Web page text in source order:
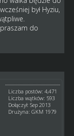
był Hyziu,
do
Liczba postów: 4,471
Liczba wątków: 593
Dołączył: Sep 2013
Drużyna: GKM 1979